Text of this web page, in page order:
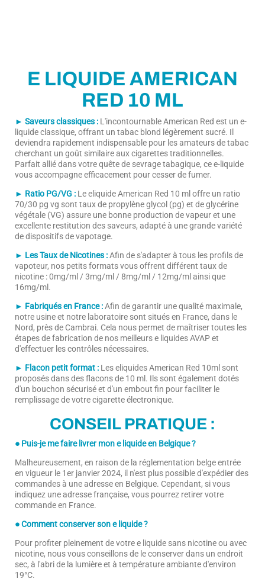
E LIQUIDE AMERICAN
RED 10 ML
► Saveurs classiques : L'incontournable American Red est un e-
liquide classique, offrant un tabac blond légèrement sucré. Il
deviendra rapidement indispensable pour les amateurs de tabac
cherchant un goût similaire aux cigarettes traditionnelles.
Parfait allié dans votre quête de sevrage tabagique, ce e-liquide
vous accompagne efficacement pour cesser de fumer.
► Ratio PG/VG : Le eliquide American Red 10 ml offre un ratio
70/30 pg vg sont taux de propylène glycol (pg) et de glycérine
végétale (VG) assure une bonne production de vapeur et une
excellente restitution des saveurs, adapté à une grande variété
de dispositifs de vapotage.
► Les Taux de Nicotines :Afin de s'adapter à tous les profils de
vapoteur, nos petits formats vous offrent différent taux de
nicotine : 0mg/ml / 3mg/ml / 8mg/ml / 12mg/ml ainsi que
16mg/ml.
► Fabriqués en France :Afin de garantir une qualité maximale,
notre usine et notre laboratoire sont situés en France, dans le
Nord, près de Cambrai. Cela nous permet de maîtriser toutes les
étapes de fabrication de nos meilleurs e liquides AVAP et
d'effectuer les contrôles nécessaires.
► Flacon petit format : Les eliquides American Red 10ml sont
proposés dans des flacons de 10 ml. Ils sont également dotés
d'un bouchon sécurisé et d'un embout fin pour faciliter le
remplissage de votre cigarette électronique.
CONSEIL PRATIQUE :
● Puis-je me faire livrer mon e liquide en Belgique ?
Malheureusement, en raison de la réglementation belge entrée
en vigueur le 1er janvier 2024, il n'est plus possible d'expédier des
commandes à une adresse en Belgique. Cependant, si vous
indiquez une adresse française, vous pourrez retirer votre
commande en France.
● Comment conserver son e liquide ?
Pour profiter pleinement de votre e liquide sans nicotine ou avec
nicotine, nous vous conseillons de le conserver dans un endroit
sec, à l'abri de la lumière et à température ambiante d'environ
19°C.